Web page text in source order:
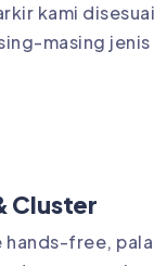
kami
masing
Cluster
hands-free,